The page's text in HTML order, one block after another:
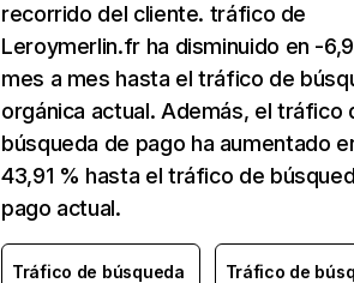
recorrido del cliente. tráfico de
Leroymerlin.fr ha disminuido en -
mes a mes hasta el tráfico de
orgánica actual. Además, el tráfico
búsqueda de pago ha aumentado
43,91 % hasta el tráfico de
pago actual.
Tráfico de búsqueda
Tráfico de